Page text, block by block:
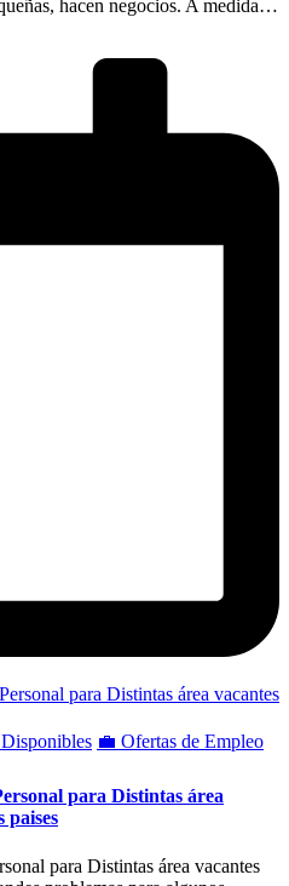
hacen negocios. A medida…
💼 Ofertas de Empleo
para Distintas área
paises
para Distintas área vacantes